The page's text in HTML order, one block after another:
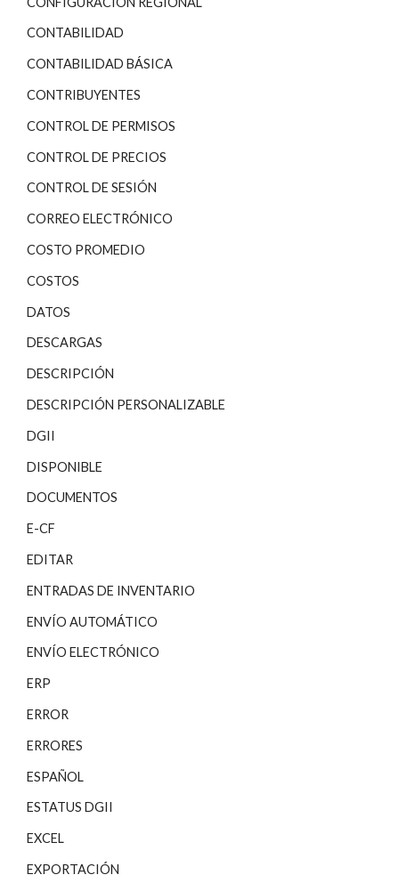
CONTABILIDAD
CONTABILIDAD BÁSICA
CONTRIBUYENTES
CONTROL DE PERMISOS
CONTROL DE PRECIOS
CONTROL DE SESIÓN
CORREO ELECTRÓNICO
COSTO PROMEDIO
COSTOS
DATOS
DESCARGAS
DESCRIPCIÓN
DESCRIPCIÓN PERSONALIZABLE
DGII
DISPONIBLE
DOCUMENTOS
E-CF
EDITAR
ENTRADAS DE INVENTARIO
ENVÍO AUTOMÁTICO
ENVÍO ELECTRÓNICO
ERP
ERROR
ERRORES
ESPAÑOL
ESTATUS DGII
EXCEL
EXPORTACIÓN